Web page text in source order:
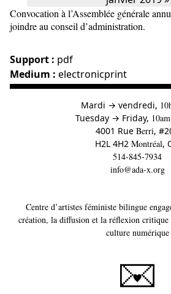
Convocation à l’Assemblée générale
joindre au conseil d’administration.
Support : pdf
Medium : electronicprint
Mardi →àvendredi,
Tuesday → to
Friday,
4001 Rue Berri,
H2L 4H2 Montréal,
514-845-7934
info@ada-x.org
Centre d’artistes féministe bilingue
création, la diffusion et la réflexion critique
culture numérique